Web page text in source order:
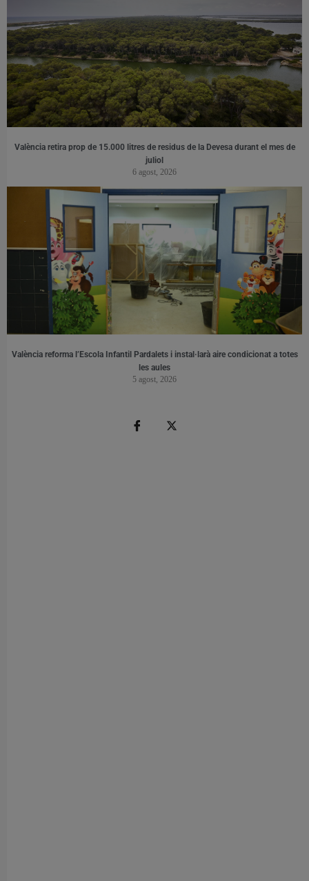
València retira prop de 15.000 litres de residus de la Devesa durant el mes de
juliol
6 agost, 2026
València reforma l’Escola Infantil Pardalets i instal·larà aire condicionat a totes
les aules
5 agost, 2026